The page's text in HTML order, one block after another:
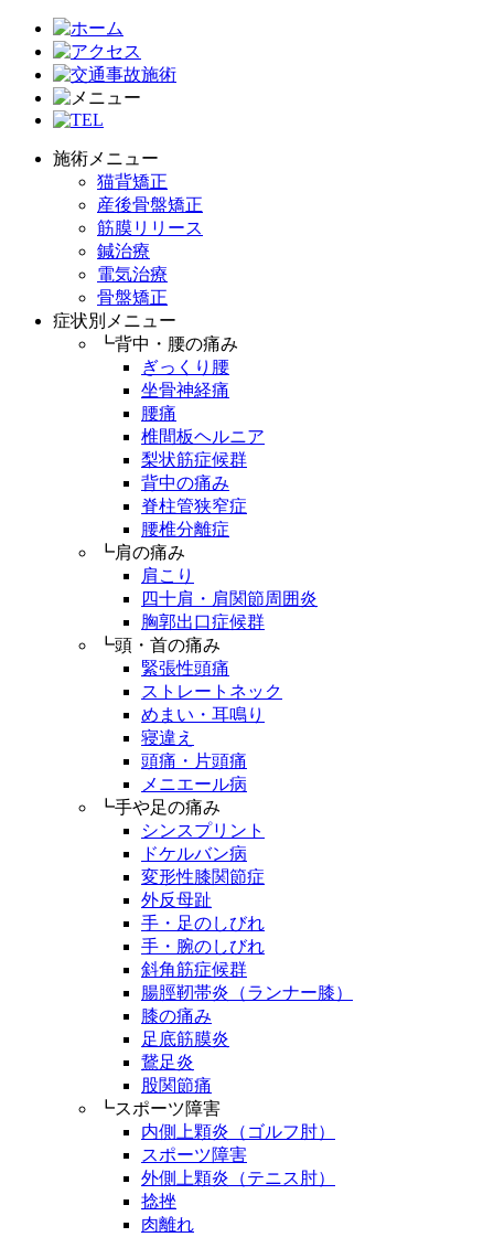
施術メニュー
猫背矯正
産後骨盤矯正
筋膜リリース
鍼治療
電気治療
骨盤矯正
症状別メニュー
┗背中・腰の痛み
ぎっくり腰
坐骨神経痛
腰痛
椎間板ヘルニア
梨状筋症候群
背中の痛み
脊柱管狭窄症
腰椎分離症
┗肩の痛み
肩こり
四十肩・肩関節周囲炎
胸郭出口症候群
┗頭・首の痛み
緊張性頭痛
ストレートネック
めまい・耳鳴り
寝違え
頭痛・片頭痛
メニエール病
┗手や足の痛み
シンスプリント
ドケルバン病
変形性膝関節症
外反母趾
手・足のしびれ
手・腕のしびれ
斜角筋症候群
腸脛靭帯炎（ランナー膝）
膝の痛み
足底筋膜炎
鵞足炎
股関節痛
┗スポーツ障害
内側上顆炎（ゴルフ肘）
スポーツ障害
外側上顆炎（テニス肘）
捻挫
肉離れ